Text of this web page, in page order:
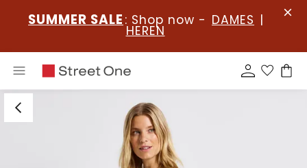
SUMMER SALE : Shop now - DAMES |
HEREN